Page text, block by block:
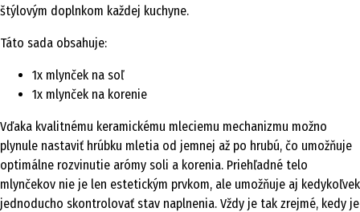
štýlovým doplnkom každej kuchyne.
Táto sada obsahuje:
1x mlynček na soľ
1x mlynček na korenie
Vďaka kvalitnému keramickému mleciemu mechanizmu možno
plynule nastaviť hrúbku mletia od jemnej až po hrubú, čo umožňuje
optimálne rozvinutie arómy soli a korenia. Priehľadné telo
mlynčekov nie je len estetickým prvkom, ale umožňuje aj kedykoľvek
jednoducho skontrolovať stav naplnenia. Vždy je tak zrejmé, kedy je